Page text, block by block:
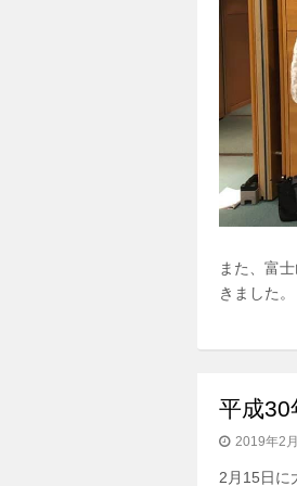
また、富
きました。
平成30
2019年2
2月15日に